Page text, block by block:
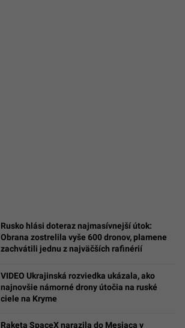
Rusko hlási doteraz najmasívnejší útok:
Obrana zostrelila vyše 600 dronov, plamene
zachvátili jednu z najväčších rafinérií
VIDEO Ukrajinská rozviedka ukázala, ako
najnovšie námorné drony útočia na ruské
ciele na Kryme
Raketa SpaceX narazila do Mesiaca v